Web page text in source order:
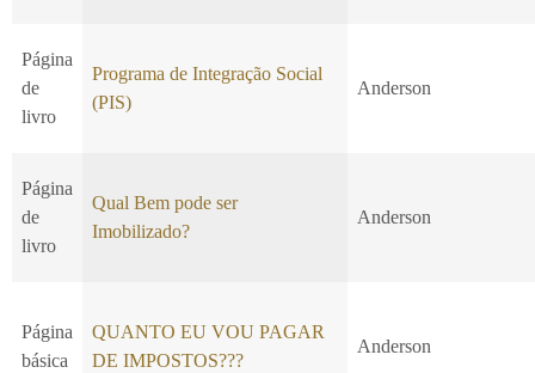
Página
de
livro
Programa de Integração Social
(PIS)
Anderson
Página
de
livro
Qual Bem pode ser
Imobilizado?
Anderson
Página
básica
QUANTO EU VOU PAGAR
DE IMPOSTOS???
Anderson